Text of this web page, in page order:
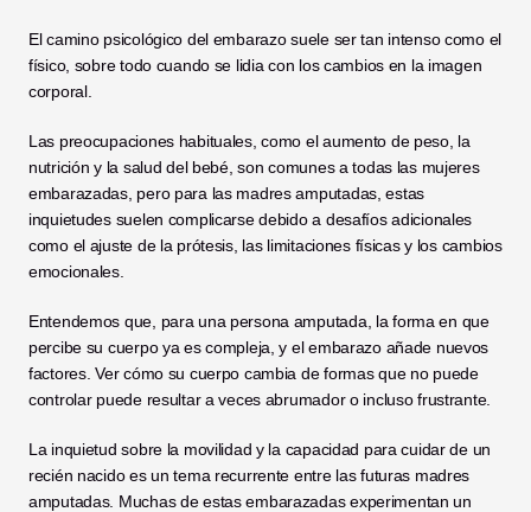
El camino psicológico del embarazo suele ser tan intenso como el
físico, sobre todo cuando se lidia con los cambios en la imagen
corporal.
Las preocupaciones habituales, como el aumento de peso, la
nutrición y la salud del bebé, son comunes a todas las mujeres
embarazadas, pero para las madres amputadas, estas
inquietudes suelen complicarse debido a desafíos adicionales
como el ajuste de la prótesis, las limitaciones físicas y los cambios
emocionales.
Entendemos que, para una persona amputada, la forma en que
percibe su cuerpo ya es compleja, y el embarazo añade nuevos
factores. Ver cómo su cuerpo cambia de formas que no puede
controlar puede resultar a veces abrumador o incluso frustrante.
La inquietud sobre la movilidad y la capacidad para cuidar de un
recién nacido es un tema recurrente entre las futuras madres
amputadas. Muchas de estas embarazadas experimentan un